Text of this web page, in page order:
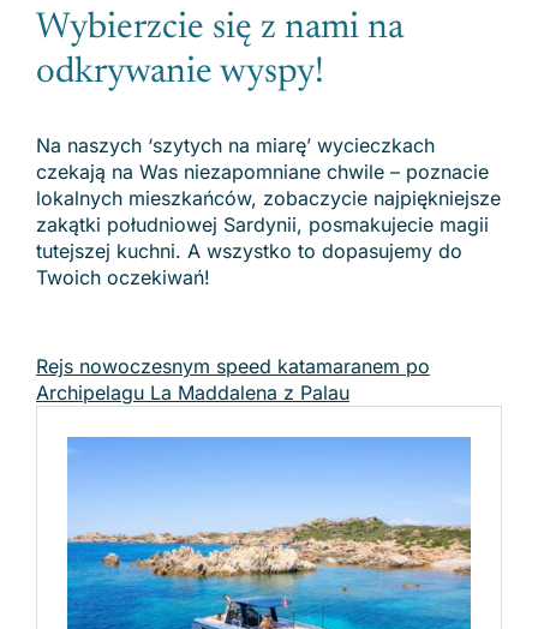
Wybierzcie się z nami na
odkrywanie wyspy!
Na naszych ‘szytych na miarę’ wycieczkach
czekają na Was niezapomniane chwile – poznacie
lokalnych mieszkańców, zobaczycie najpiękniejsze
zakątki południowej Sardynii, posmakujecie magii
tutejszej kuchni. A wszystko to dopasujemy do
Twoich oczekiwań!
Rejs nowoczesnym speed katamaranem po
Archipelagu La Maddalena z Palau